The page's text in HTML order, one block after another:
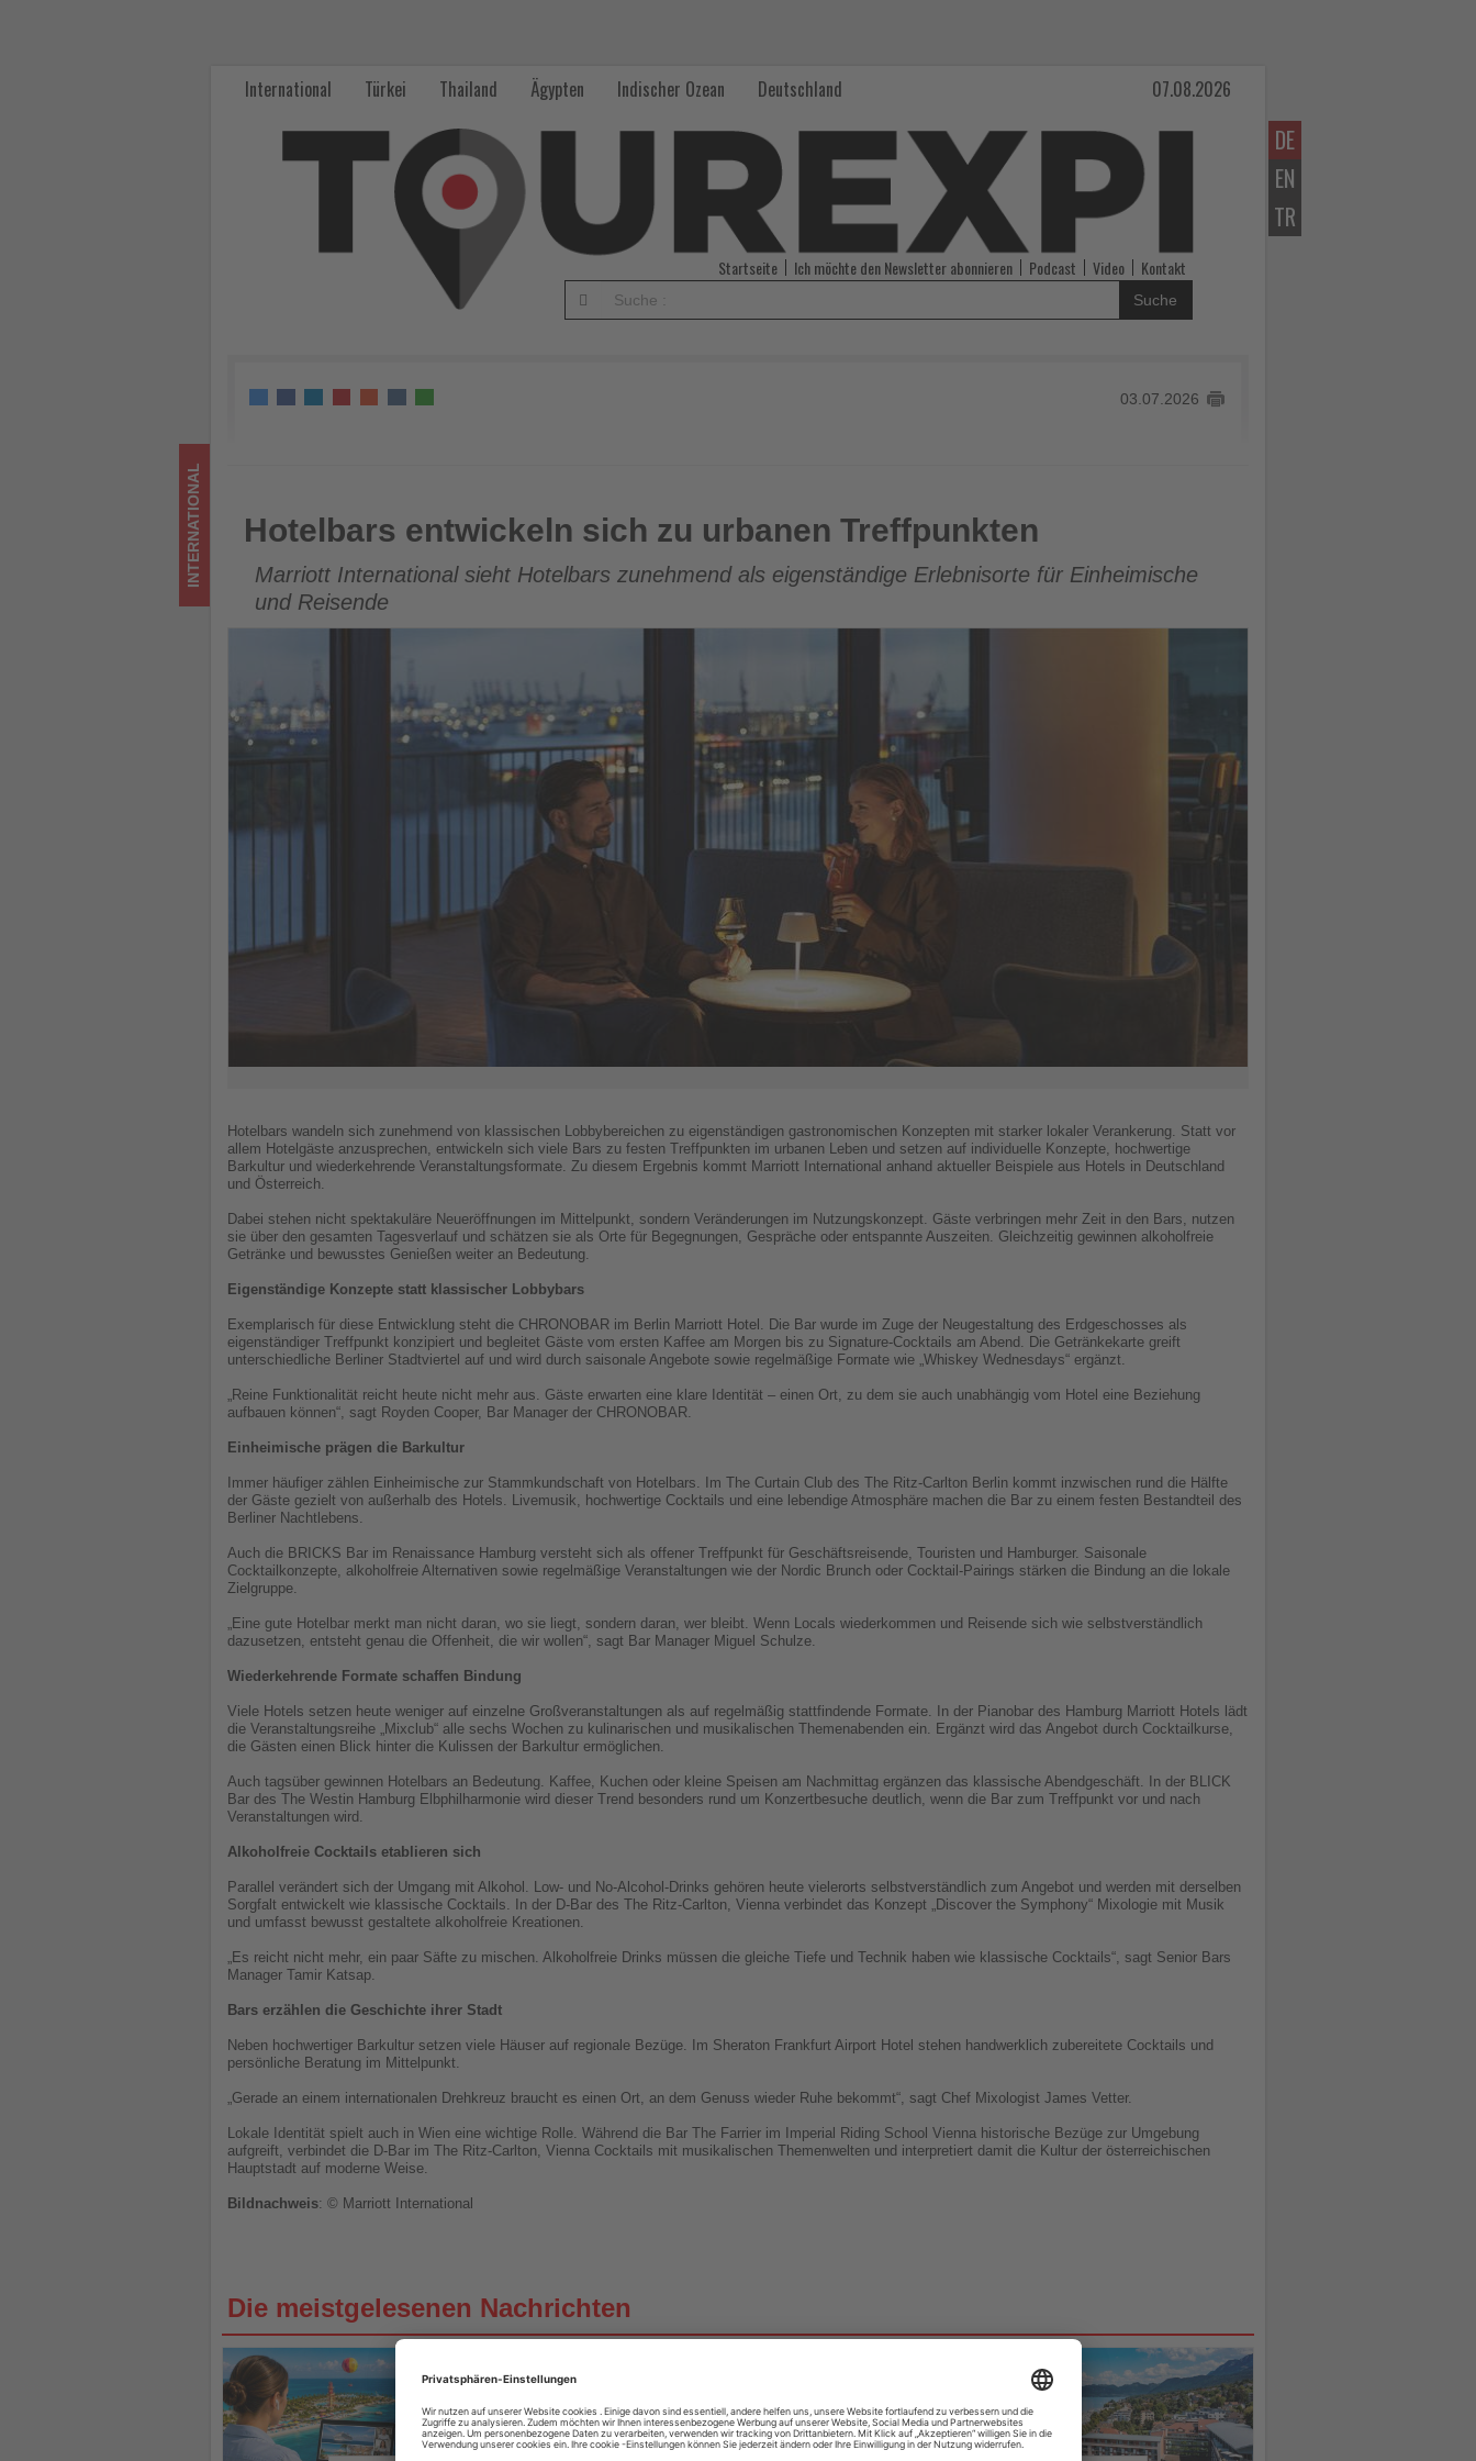
DE
EN
TR
International Türkei Thailand Ägypten Indischer Ozean Deutschland 07.08.2026
Startseite Ich möchte den Newsletter abonnieren Podcast Video Kontakt
Suche
03.07.2026
Hotelbars entwickeln sich zu urbanen Treffpunkten
INTERNATIONAL Hotelbars entwickeln sich zu urbanen Treffpunkten
Marriott International sieht Hotelbars zunehmend als eigenständige Erlebnisorte für Einheimische
und Reisende
Hotelbars wandeln sich zunehmend von klassischen Lobbybereichen zu eigenständigen gastronomischen Konzepten mit starker lokaler Verankerung. Statt vor
allem Hotelgäste anzusprechen, entwickeln sich viele Bars zu festen Treffpunkten im urbanen Leben und setzen auf individuelle Konzepte, hochwertige
Barkultur und wiederkehrende Veranstaltungsformate. Zu diesem Ergebnis kommt Marriott International anhand aktueller Beispiele aus Hotels in Deutschland
und Österreich.
Dabei stehen nicht spektakuläre Neueröffnungen im Mittelpunkt, sondern Veränderungen im Nutzungskonzept. Gäste verbringen mehr Zeit in den Bars, nutzen
sie über den gesamten Tagesverlauf und schätzen sie als Orte für Begegnungen, Gespräche oder entspannte Auszeiten. Gleichzeitig gewinnen alkoholfreie
Getränke und bewusstes Genießen weiter an Bedeutung.
Eigenständige Konzepte statt klassischer Lobbybars
Exemplarisch für diese Entwicklung steht die CHRONOBAR im Berlin Marriott Hotel. Die Bar wurde im Zuge der Neugestaltung des Erdgeschosses als
eigenständiger Treffpunkt konzipiert und begleitet Gäste vom ersten Kaffee am Morgen bis zu Signature-Cocktails am Abend. Die Getränkekarte greift
unterschiedliche Berliner Stadtviertel auf und wird durch saisonale Angebote sowie regelmäßige Formate wie „Whiskey Wednesdays“ ergänzt.
„Reine Funktionalität reicht heute nicht mehr aus. Gäste erwarten eine klare Identität – einen Ort, zu dem sie auch unabhängig vom Hotel eine Beziehung
aufbauen können“, sagt Royden Cooper, Bar Manager der CHRONOBAR.
Einheimische prägen die Barkultur
Immer häufiger zählen Einheimische zur Stammkundschaft von Hotelbars. Im The Curtain Club des The Ritz-Carlton Berlin kommt inzwischen rund die Hälfte
der Gäste gezielt von außerhalb des Hotels. Livemusik, hochwertige Cocktails und eine lebendige Atmosphäre machen die Bar zu einem festen Bestandteil des
Berliner Nachtlebens.
Auch die BRICKS Bar im Renaissance Hamburg versteht sich als offener Treffpunkt für Geschäftsreisende, Touristen und Hamburger. Saisonale
Cocktailkonzepte, alkoholfreie Alternativen sowie regelmäßige Veranstaltungen wie der Nordic Brunch oder Cocktail-Pairings stärken die Bindung an die lokale
Zielgruppe.
„Eine gute Hotelbar merkt man nicht daran, wo sie liegt, sondern daran, wer bleibt. Wenn Locals wiederkommen und Reisende sich wie selbstverständlich
dazusetzen, entsteht genau die Offenheit, die wir wollen“, sagt Bar Manager Miguel Schulze.
Wiederkehrende Formate schaffen Bindung
Viele Hotels setzen heute weniger auf einzelne Großveranstaltungen als auf regelmäßig stattfindende Formate. In der Pianobar des Hamburg Marriott Hotels lädt
die Veranstaltungsreihe „Mixclub“ alle sechs Wochen zu kulinarischen und musikalischen Themenabenden ein. Ergänzt wird das Angebot durch Cocktailkurse,
die Gästen einen Blick hinter die Kulissen der Barkultur ermöglichen.
Auch tagsüber gewinnen Hotelbars an Bedeutung. Kaffee, Kuchen oder kleine Speisen am Nachmittag ergänzen das klassische Abendgeschäft. In der BLICK
Bar des The Westin Hamburg Elbphilharmonie wird dieser Trend besonders rund um Konzertbesuche deutlich, wenn die Bar zum Treffpunkt vor und nach
Veranstaltungen wird.
Alkoholfreie Cocktails etablieren sich
Parallel verändert sich der Umgang mit Alkohol. Low- und No-Alcohol-Drinks gehören heute vielerorts selbstverständlich zum Angebot und werden mit derselben
Sorgfalt entwickelt wie klassische Cocktails. In der D-Bar des The Ritz-Carlton, Vienna verbindet das Konzept „Discover the Symphony“ Mixologie mit Musik
und umfasst bewusst gestaltete alkoholfreie Kreationen.
„Es reicht nicht mehr, ein paar Säfte zu mischen. Alkoholfreie Drinks müssen die gleiche Tiefe und Technik haben wie klassische Cocktails“, sagt Senior Bars
Manager Tamir Katsap.
Bars erzählen die Geschichte ihrer Stadt
Neben hochwertiger Barkultur setzen viele Häuser auf regionale Bezüge. Im Sheraton Frankfurt Airport Hotel stehen handwerklich zubereitete Cocktails und
persönliche Beratung im Mittelpunkt.
„Gerade an einem internationalen Drehkreuz braucht es einen Ort, an dem Genuss wieder Ruhe bekommt“, sagt Chef Mixologist James Vetter.
Lokale Identität spielt auch in Wien eine wichtige Rolle. Während die Bar The Farrier im Imperial Riding School Vienna historische Bezüge zur Umgebung
aufgreift, verbindet die D-Bar im The Ritz-Carlton, Vienna Cocktails mit musikalischen Themenwelten und interpretiert damit die Kultur der österreichischen
Hauptstadt auf moderne Weise.
Bildnachweis: © Marriott International
Die meistgelesenen Nachrichten